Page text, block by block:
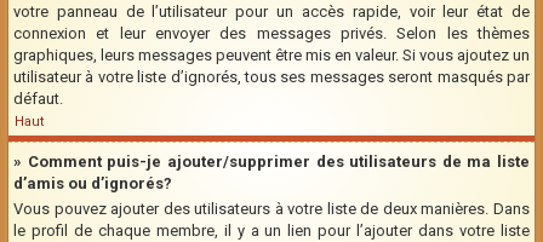
votre panneau de l’utilisateur pour un accès rapide, voir leur état de
connexion et leur envoyer des messages privés. Selon les thèmes
graphiques, leurs messages peuvent être mis en valeur. Si vous ajoutez un
utilisateur à votre liste d’ignorés, tous ses messages seront masqués par
défaut.
Haut
» Comment puis-je ajouter/supprimer des utilisateurs de ma liste
d’amis ou d’ignorés?
Vous pouvez ajouter des utilisateurs à votre liste de deux manières. Dans
le profil de chaque membre, il y a un lien pour l’ajouter dans votre liste